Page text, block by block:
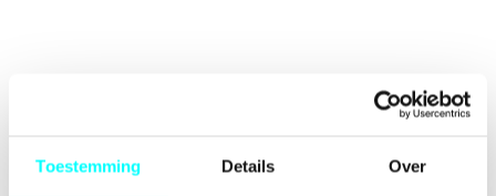
Toestemming Details Over